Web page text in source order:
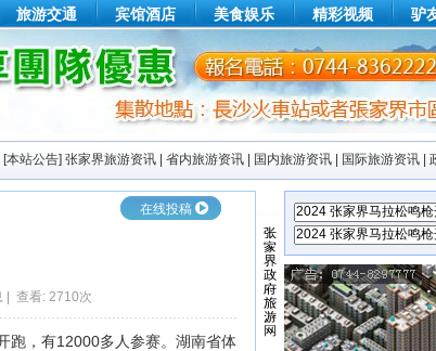
旅游交通 宾馆酒店 美食娱乐 精彩视频 驴
[本站公告] 张家界旅游资讯 省内旅游资讯 国内旅游资讯 国际旅游资讯
在线投稿
查看: 2710次
跑，有12000多人参赛。湖南省体